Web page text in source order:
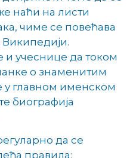
наћи на листи
чиме се повећава
и учеснице да током
о знаменитим
у главном именском
биографија
да се
правила: